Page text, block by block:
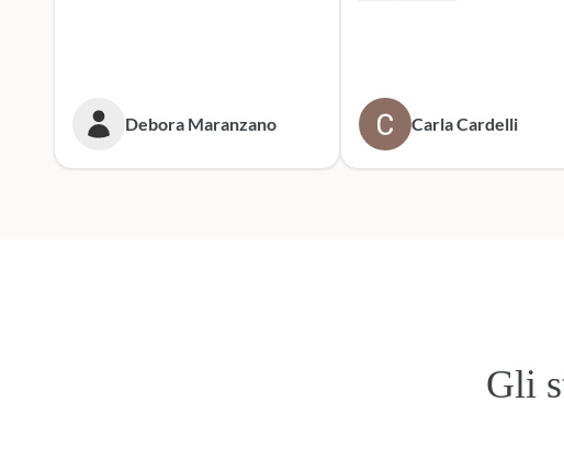
Debora Maranzano
tenero e accattivante e ne
entusiasta. Mi rivolgerò
sicuramente a loro per le
Carla Cardelli
Gli